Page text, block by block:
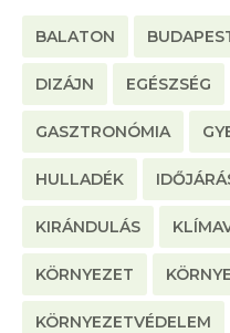
BALATON
DIZÁJN EGÉSZSÉG
GASZTRONÓMIA
HULLADÉK
KIRÁNDULÁS
KÖRNYEZET
KÖRNYEZETVÉDELEM